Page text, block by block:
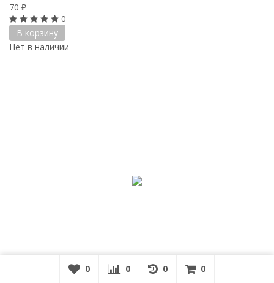
70 ₽
0
В корзину
Нет в наличии
0 0 0 0